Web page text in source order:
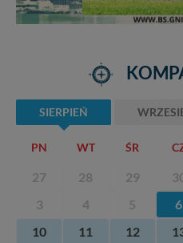
SIERPIEŃ
PN WT ŚR
27 28 29
3
4 5 6
10
11 12